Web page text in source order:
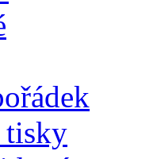
tisky